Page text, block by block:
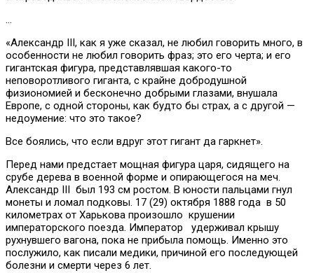
…
«Александр III, как я уже сказал, не любил говорить много, в
особенности не любил говорить фраз; это его черта; и его
гигантская фигура, представлявшая какого-то
неповоротливого гиганта, с крайне добродушной
физиономией и бесконечно добрыми глазами, внушала
Европе, с одной стороны, как будто бы страх, а с другой —
недоумение: что это такое?
Все боялись, что если вдруг этот гигант да гаркнет».
Перед нами предстает мощная фигура царя, сидящего на
срубе дерева в военной форме и опирающегося на меч.
Александр III был 193 см ростом. В юности пальцами гнул
монеты и ломал подковы. 17 (29) октября 1888 года в 50
километрах от Харькова произошло крушении
императорского поезда. Император удерживал крышу
рухнувшего вагона, пока не прибыла помощь. Именно это
послужило, как писали медики, причиной его последующей
болезни и смерти через 6 лет.